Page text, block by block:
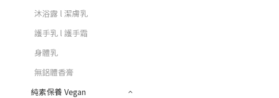
沐浴露 l 潔膚乳
護手乳 l 護手霜
身體乳
無鋁體香膏
純素保養 Vegan